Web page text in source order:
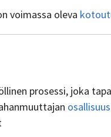
voimassa oleva
prosessi, joka
osallisuus